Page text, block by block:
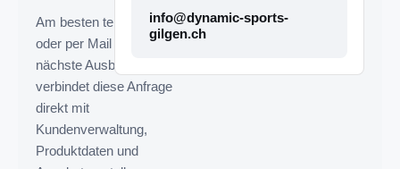
Am besten telefonisch
oder per Mail melden. Die
nächste Ausbaustufe
verbindet diese Anfrage
direkt mit
Kundenverwaltung,
Produktdaten und
info@dynamic-sports-
gilgen.ch